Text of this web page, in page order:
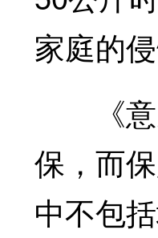
家庭的
《意
保，而
中不包